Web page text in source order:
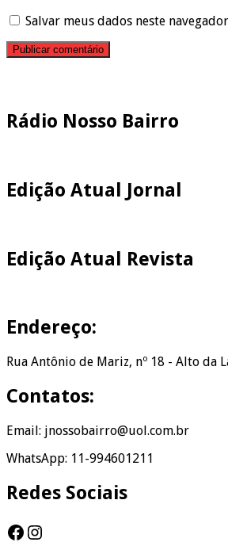
Salvar meus dados neste
Rádio Nosso Bairro
Edição Atual Jornal
Edição Atual Revista
Endereço:
Rua Antônio de Mariz, nº 18 - Alto da
Contatos:
Email: jnossobairro@uol.com.br
WhatsApp: 11-994601211
Redes Sociais
Facebook
Instagram